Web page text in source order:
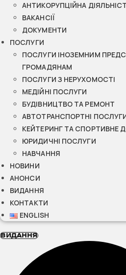
АНТИКОРУПЦІЙНА
ВАКАНСІЇ
ДОКУМЕНТИ
ПОСЛУГИ
ПОСЛУГИ ІНОЗЕМНИМ
ГРОМАДЯНАМ
ПОСЛУГИ З НЕРУХОМОСТІ
МЕДІЙНІ ПОСЛУГИ
БУДІВНИЦТВО ТА РЕМОНТ
АВТОТРАНСПОРТНІ
КЕЙТЕРИНГ ТА СПОРТИВНЕ
ЮРИДИЧНІ ПОСЛУГИ
НАВЧАННЯ
НОВИНИ
АНОНСИ
ВИДАННЯ
КОНТАКТИ
ENGLISH
ВИДАННЯ